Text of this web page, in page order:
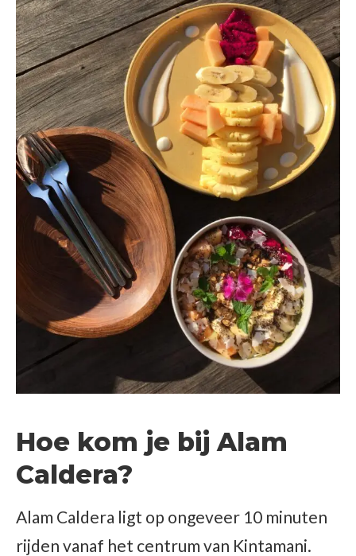
Hoe kom je bij Alam
Caldera?
Alam Caldera ligt op ongeveer 10 minuten
rijden vanaf het centrum van Kintamani.